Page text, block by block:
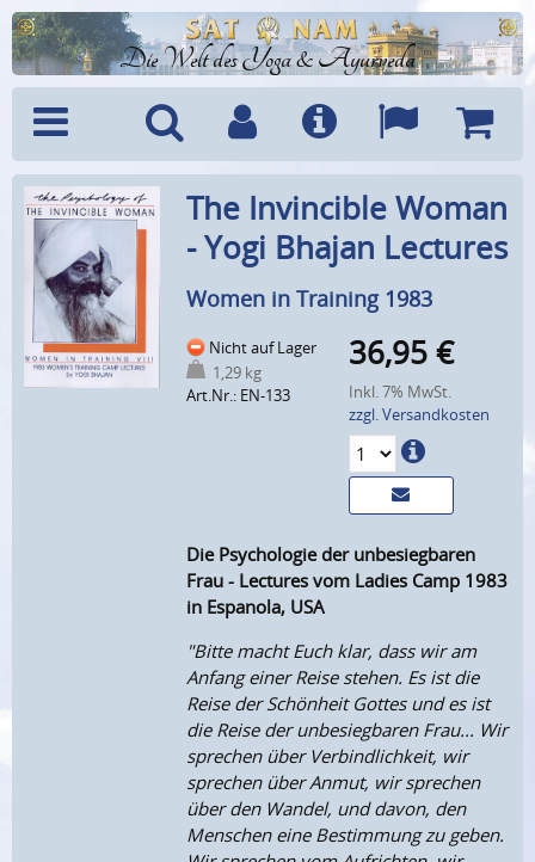
Die Welt des Yoga & Ayurveda
Menü SucheBenutzerkonto
Info Sprachen
The Invincible Woman
- Yogi Bhajan Lectures
Women in Training 1983
Nicht auf Lager
1,29 kg
Art.Nr.: EN-133
36,95 €
Inkl. 7% MwSt.
zzgl. Versandkosten
Die Psychologie der unbesiegbaren
Frau - Lectures vom Ladies Camp 1983
in Espanola, USA
"Bitte macht Euch klar, dass wir am
Anfang einer Reise stehen. Es ist die
Reise der Schönheit Gottes und es ist
die Reise der unbesiegbaren Frau... Wir
sprechen über Verbindlichkeit, wir
sprechen über Anmut, wir sprechen
über den Wandel, und davon, den
Menschen eine Bestimmung zu geben.